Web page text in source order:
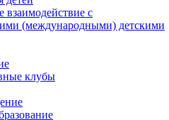
взаимодействие с
(международными) детскими
клубы